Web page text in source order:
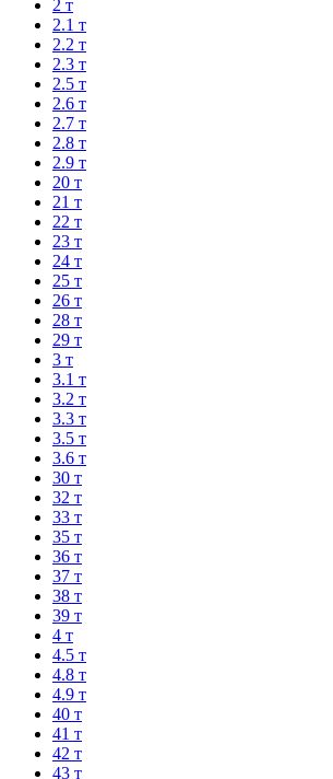
2 т
2.1 т
2.2 т
2.3 т
2.5 т
2.6 т
2.7 т
2.8 т
2.9 т
20 т
21 т
22 т
23 т
24 т
25 т
26 т
28 т
29 т
3 т
3.1 т
3.2 т
3.3 т
3.5 т
3.6 т
30 т
32 т
33 т
35 т
36 т
37 т
38 т
39 т
4 т
4.5 т
4.8 т
4.9 т
40 т
41 т
42 т
43 т